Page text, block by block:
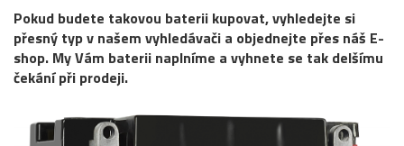
Pokud budete takovou baterii kupovat, vyhledejte si
přesný typ v našem vyhledávači a objednejte přes náš E-
shop. My Vám baterii naplníme a vyhnete se tak delšímu
čekání při prodeji.